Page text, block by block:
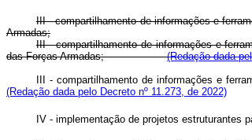
III - compartilhamento de informações e
Armadas;
III - compartilhamento de informações e
das Forças Armadas;(Redação dada
III - compartilhamento de informações e
(Redação dada pelo Decreto nº 11.273, de 2022)
IV - implementação de projetos estruturantes